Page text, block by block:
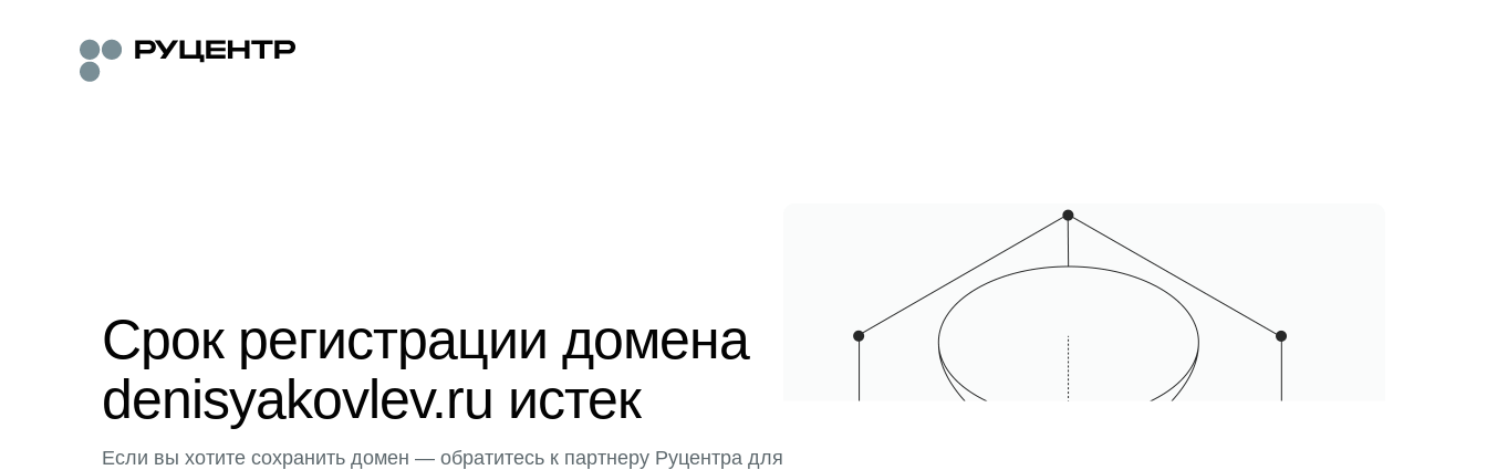
Срок регистрации домена
denisyakovlev.ru истек
Если вы хотите сохранить домен — обратитесь к партнеру Руцентра для